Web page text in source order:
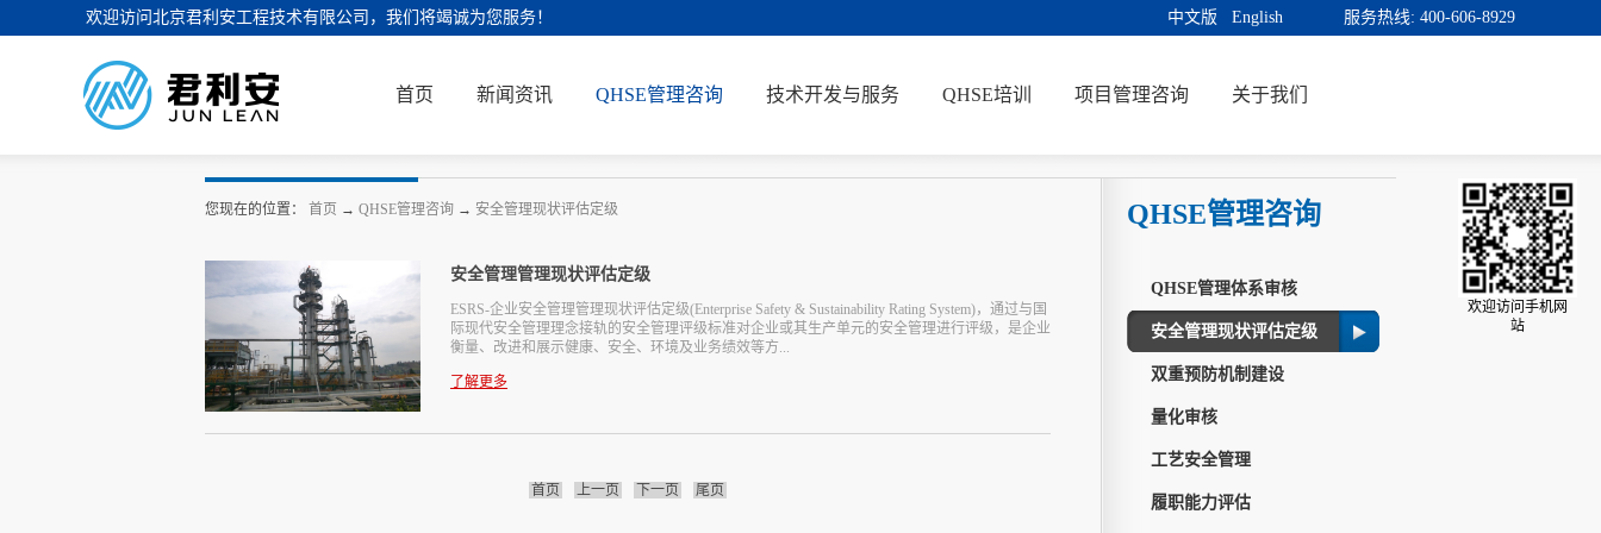
欢迎访问北京君利安工程技术有限公司，我们将竭诚为您服务！ 服务热线: 400-606-8929
中文版 English
首页 新闻资讯 QHSE管理咨询 技术开发与服务 QHSE培训 项目管理咨询 关于我们
QHSE管理咨询
QHSE管理体系审核
安全管理现状评估定级
双重预防机制建设
量化审核
工艺安全管理
履职能力评估
您现在的位置： 首页 → QHSE管理咨询 → 安全管理现状评估定级
安全管理管理现状评估定级
ESRS-企业安全管理管理现状评估定级(Enterprise Safety & Sustainability Rating System)，通过与国
际现代安全管理理念接轨的安全管理评级标准对企业或其生产单元的安全管理进行评级，是企业
衡量、改进和展示健康、安全、环境及业务绩效等方...
人力保障、合规性管理、项目管理、培训和能力评估、沟通与协商、职责和全员负责、风险控
制、资产完整性管理、承包商管理和采购、应急准备与响应、事故事件管理、风险预警与监控、
了解更多
首页 上一页 下一页 尾页
欢迎访问手机网
站